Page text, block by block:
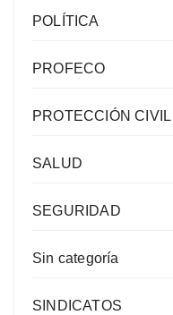
POLÍTICA
PROFECO
PROTECCIÓN CIVIL
SALUD
SEGURIDAD
Sin categoría
SINDICATOS